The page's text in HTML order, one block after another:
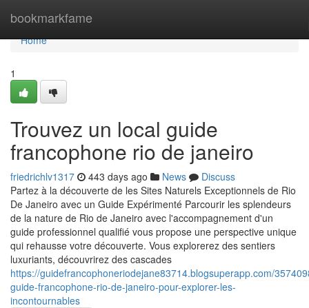
bookmarkfame
Home
Home
1
Trouvez un local guide
francophone rio de janeiro
friedrichlv1317 443 days ago News
Discuss
Partez à la découverte de les Sites Naturels Exceptionnels de Rio
De Janeiro avec un Guide Expérimenté Parcourir les splendeurs
de la nature de Rio de Janeiro avec l'accompagnement d'un
guide professionnel qualifié vous propose une perspective unique
qui rehausse votre découverte. Vous explorerez des sentiers
luxuriants, découvrirez des cascades
https://guidefrancophoneriodejane83714.blogsuperapp.com/
guide-francophone-rio-de-janeiro-pour-explorer-les-
incontournables